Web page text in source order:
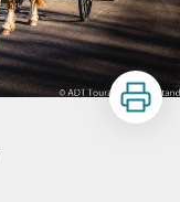
Imprimer